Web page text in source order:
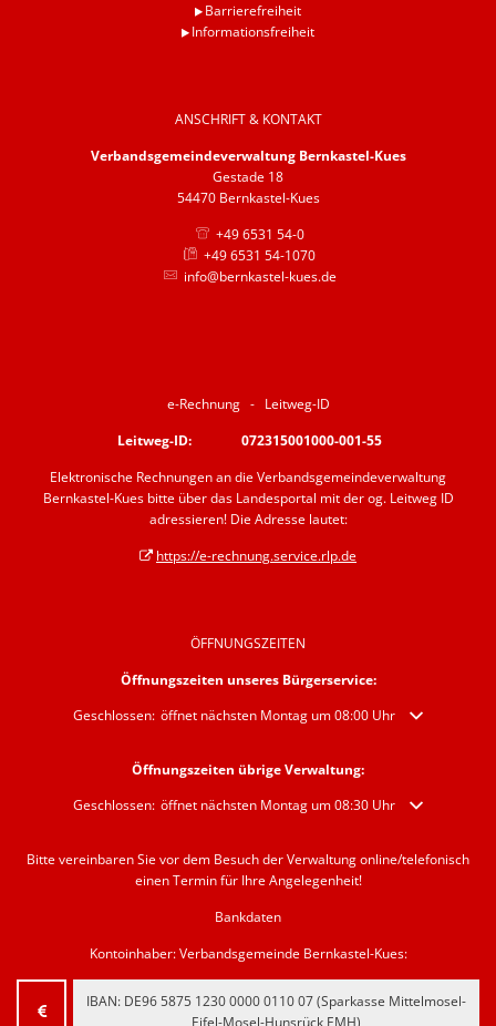
Barrierefreiheit
Informationsfreiheit
ANSCHRIFT & KONTAKT
Verbandsgemeindeverwaltung Bernkastel-Kues
Gestade 18
54470 Bernkastel-Kues
+49 6531 54-0
+49 6531 54-1070
info@bernkastel-kues.de
e-Rechnung - Leitweg-ID
Leitweg-ID: 072315001000-001-55
Elektronische Rechnungen an die Verbandsgemeindeverwaltung
Bernkastel-Kues bitte über das Landesportal mit der og. Leitweg ID
adressieren! Die Adresse lautet:
https://e-rechnung.service.rlp.de
ÖFFNUNGSZEITEN
Öffnungszeiten unseres Bürgerservice:
Klicken, um weitere Öffnungs- oder Schließzeiten auszublenden
Geschlossen: öffnet nächsten Montag um 08:00 Uhr
Öffnungszeiten übrige Verwaltung:
Klicken, um weitere Öffnungs- oder Schließzeiten auszublenden
Geschlossen: öffnet nächsten Montag um 08:30 Uhr
Bitte vereinbaren Sie vor dem Besuch der Verwaltung online/telefonisch
einen Termin für Ihre Angelegenheit!
Bankdaten
Kontoinhaber: Verbandsgemeinde Bernkastel-Kues:
IBAN: ‍DE96 5875 1230 0000 0110 07‍(Sparkasse Mittelmosel-
Eifel-Mosel-Hunsrück EMH)